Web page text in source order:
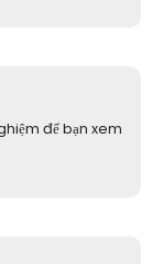
để bạn xem